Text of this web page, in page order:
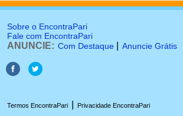
Sobre o EncontraPari
Fale com EncontraPari
ANUNCIE: Com Destaque Anuncie Grátis
Termos EncontraPari Privacidade EncontraPari